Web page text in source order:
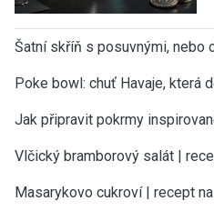
Šatní skříň s posuvnými, nebo
Poke bowl: chuť Havaje, která
Jak připravit pokrmy
Vlčický bramborový salát |
Masarykovo cukroví | recept